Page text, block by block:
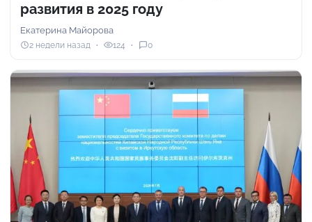
развития в 2025 году
Екатерина Майорова
2 недели назад 124 0